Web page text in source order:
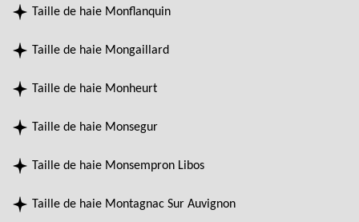
Taille de haie Monflanquin
Taille de haie Mongaillard
Taille de haie Monheurt
Taille de haie Monsegur
Taille de haie Monsempron Libos
Taille de haie Montagnac Sur Auvignon